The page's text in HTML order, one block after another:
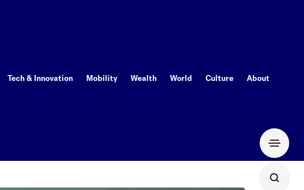
Tech & Innovation Mobility Wealth World Culture About